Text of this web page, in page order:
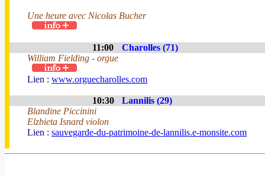
Une heure avec Nicolas Bucher
11:00
Charolles (71)
William Fielding - orgue
Lien : www.orguecharolles.com
10:30
Lannilis (29)
Blandine Piccinini
Elzbieta Isnard violon
Lien : sauvegarde-du-patrimoine-de-lannilis.e-monsite.com